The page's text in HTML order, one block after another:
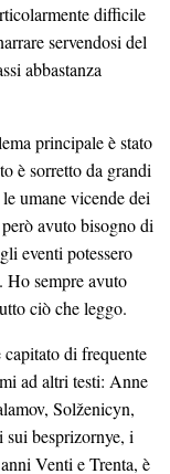
difficile
servendosi del
abbastanza
principale è stato
è sorretto da grandi
umane vicende dei
avuto bisogno di
eventi potessero
Ho sempre avuto
ciò che leggo.
di frequente
ad altri testi: Anne
Solženicyn,
besprizornye, i
Venti e Trenta, è